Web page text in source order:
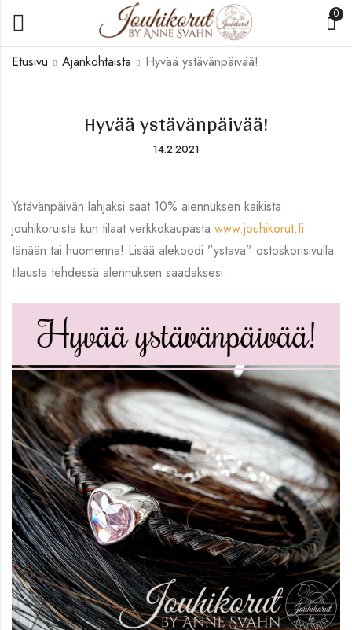
0
Etusivu Ajankohtaista Hyvää ystävänpäivää!
Hyvää ystävänpäivää!
14.2.2021
Ystävänpäivän lahjaksi saat 10% alennuksen kaikista
jouhikoruista kun tilaat verkkokaupasta www.jouhikorut.fi
tänään tai huomenna! Lisää alekoodi ”ystava” ostoskorisivulla
tilausta tehdessä alennuksen saadaksesi.